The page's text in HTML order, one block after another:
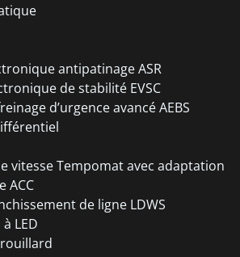
antipatinage ASR
de stabilité EVSC
d’urgence avancé AEBS
vitesse Tempomat avec adaptation
ACC
de ligne LDWS
LED